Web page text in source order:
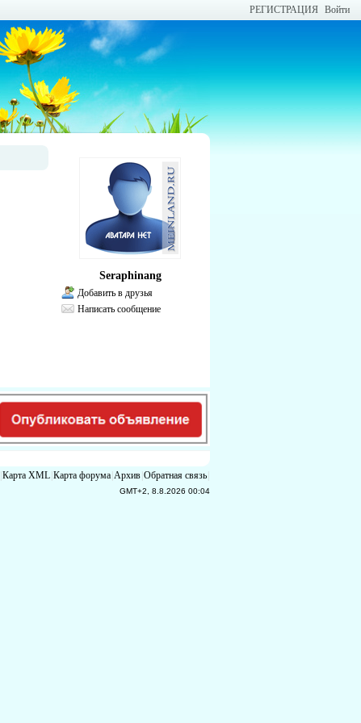
РЕГИСТРАЦИЯ Войти
Seraphinang
Добавить в друзья
Написать сообщение
|Карта XML|Карта форума|Архив|Обратная связь|
GMT+2, 8.8.2026 00:04